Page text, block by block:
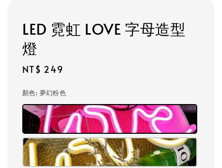
LED 霓虹 LOVE 字母造型
燈
Regular
NT$ 249
顏色: 夢幻粉色